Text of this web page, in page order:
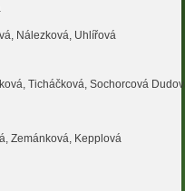
Nálezková, Uhlířová
Ticháčková, Sochorcová
Zemánková, Kepplová